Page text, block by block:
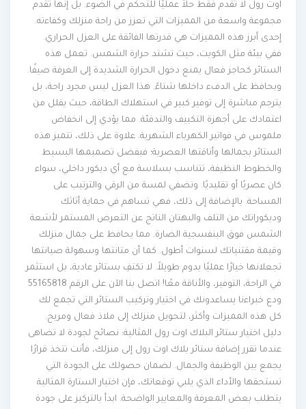
اوت رول لا تقدم فقط حلاً عمليًا للتحكم في الضوء. بل إنها تقدم
مجموعة واسعة من المميزات التي تعزز من راحة منزلك وكفاءته.
إحدى أبرز هذه المميزات هي قدرتها الفائقة على العزل الحراري.
ففي بيئة مثل الكويت، حيث تشتد حرارة الشمس. تعمل هذه
الستائر كحاجز فعال يمنع دخول الحرارة الشديدة إلى الغرفة صيفًا.
ويحافظ على الدفء داخلها شتاءً. هذا العزل ليس مجرد راحة، بل
يترجم مباشرة إلى توفير كبير في استهلاك الطاقة، حيث يقلل من
اعتمادك على أجهزة التكييف والتدفئة. مما يؤدي إلى انخفاض
ملموس في فواتير الكهرباء الشهرية. علاوة على ذلك، تتميز هذه
الستائر بجمالها وأناقتها العصرية؛ فبفضل تصميمها البسيط
والخطوط النظيفة، تتناسب بسلاسة مع أي ديكور داخلي، سواء
كان عصريًا أو تقليديًا. وتضفي لمسة من الرقي والترتيب على
المساحة. بالإضافة إلى ذلك، فهي تساهم في حماية أثاثك
وديكوراتك من التلف والبهتان الناتج عن التعرض المستمر لأشعة
الشمس فوق البنفسجية الضارة. مما يحافظ على جمال منزلك
وقيمة مقتنياتك لسنوات أطول. كما أن متانتها وسهولة صيانتها
تجعلانها خيارًا عمليًا يدوم طويلاً. لا تكتفِ بستائر عادية، بل استثمر
في الراحة، التوفير، والأناقة معًا! اتصل بنا الآن على الرقم 55165818
ودع خبراءنا يساعدونك في اختيار وتركيب الستائر التي تجمع لك
كل هذه المميزات وأكثر، لتحويل منزلك إلى ملاذ فعال ومريح.
دليل اختيار ستائر البلاك اوت رول المثالية: نصائح لجودة لا تضاهى
عندما تقرر إضافة ستائر بلاك اوت رول إلى منزلك، فأنت تتخذ قرارًا
يجمع بين الوظيفة والجمال. لضمان حصولك على الجودة التي
تستحقها والأداء الذي يلبي توقعاتك، فإن اختيار الستارة المثالية
يتطلب بعض المعرفة والمعايير الواضحة. ابدأ بالتركيز على جودة